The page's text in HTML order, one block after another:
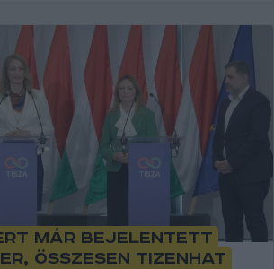
már bejelentett
összesen tizenhat